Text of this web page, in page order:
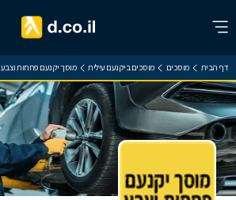
דף הבית מוסכים מוסכים ביקנעם עילית מוסך יקנעם פחחות וצבע